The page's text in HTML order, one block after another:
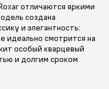
отличаются яркими
создана
и элегантность:
идеально смотрится на
особый кварцевый
и долгим сроком